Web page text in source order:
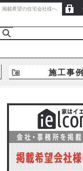
掲載希望の住宅会社様へ
施工事例